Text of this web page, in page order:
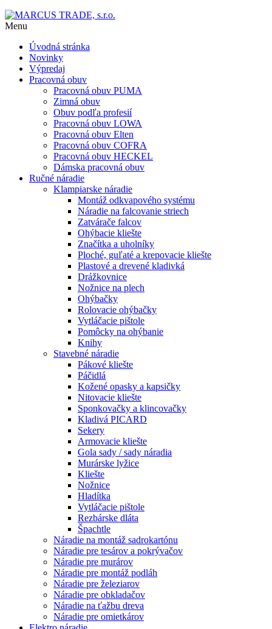
Menu
Úvodná stránka
Novinky
Výpredaj
Pracovná obuv
Pracovná obuv PUMA
Zimná obuv
Obuv podľa profesií
Pracovná obuv LOWA
Pracovná obuv Elten
Pracovná obuv COFRA
Pracovná obuv HECKEL
Dámska pracovná obuv
Ručné náradie
Klampiarske náradie
Montáž odkvapového systému
Náradie na falcovanie striech
Zatvárače falcov
Ohýbacie kliešte
Značítka a uholníky
Ploché, guľaté a krepovacie kliešte
Plastové a drevené kladivká
Drážkovnice
Nožnice na plech
Ohýbačky
Rolovacie ohýbačky
Vytláčacie pištole
Pomôcky na ohýbanie
Knihy
Stavebné náradie
Pákové kliešte
Páčidlá
Kožené opasky a kapsičky
Nitovacie kliešte
Sponkovačky a klincovačky
Kladivá PICARD
Sekery
Armovacie kliešte
Gola sady / sady náradia
Murárske lyžice
Kliešte
Nožnice
Hladítka
Vytláčacie pištole
Rezbárske dláta
Špachtle
Náradie na montáž sadrokartónu
Náradie pre tesárov a pokrývačov
Náradie pre murárov
Náradie pre montáž podláh
Náradie pre železiarov
Náradie pre obkladačov
Náradie na ťažbu dreva
Náradie pre omietkárov